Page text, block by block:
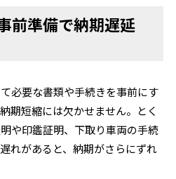
前準備で納期遅延
必要な書類や手続きを事前にす
期短縮には欠かせません。とく
や印鑑証明、下取り車両の手続
れがあると、納期がさらにずれ